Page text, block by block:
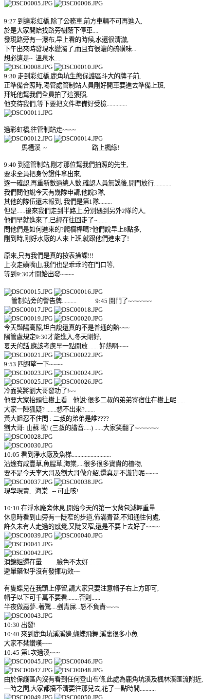
9:27 到達彩虹橋,除了公務車,前方車輛不可再進入,
於是大家開始找路旁樹蔭下停車....
發現路旁有一瀑布,早上看的時候,水還很清澈,
下午出來時發現水變濁了,而且有很濃的硫磺味...
想必這是~ 溫泉水.....
9:30 走到彩虹橋,鹿角坑生態保護區斗大的牌子前,
正準備合照時,陽管處管制站人員剛好開車要進去準備上班,
拜託他幫我們全員拍了這張照,
他交待我們,等下要把文件準備好受檢..............
過彩虹橋,往管制站走~~~~
馬槽溪 ~ 路上楓綠!
9:40 到達管制站,剛才那位幫我們拍照的先生,
要求全員把身份證件拿出來,
逐一確認,再重新數過總人數,確認人員無誤後,開門放行............
我們問他說今天有幾隊申請,他說3隊,
其他的隊伍還未報到, 我們是第1隊.........
但是......後來我們走到半路上,分別遇到另外2隊的人,
他們早就進來了,已經在往回走了~.......
問他們是如何進來的?爬欄桿嗎?他們說早上8點多,
剛到時,剛好水廠的人來上班,就跟他們進來了!
原來,只有我們是真的按表操課!!!
上次走磺嘴山,我們也是乖乖的在門口等,
等到9:30才開始出發~~~~
管制站旁的警告牌.......... 9:45 開門了~~~~~~~
今天豔陽高照,坦白說還真的不是普通的熱~~~
陽管處規定9:30才能進入,冬天剛好,
夏天的話,應該考慮早一點開放....... 好熱啊~~~
9:53 四週望一下~~~~
冷面笑將劉大哥發功了!~~
他要大家抬頭往樹上看... 他說:很多二叔的弟弟寄宿住在樹上呢......
大家一陣狐疑? .......想不出來?.......
黃大姐忍不住問 : 二叔的弟弟是誰????
劉大哥: 山蘇 啦! (三叔的諧音.....) ......大家笑翻了~~~~~~~
10:05 看到淨水廠及魚梯...........................
沿途有咸豐草,魚腥草,海棠,....很多很多寶貴的植物,
要不是今天李大哥及劉大哥做介紹,還真是不識貨呢~~~~
現學現賣, 海棠 -- 可止咳!
10:10 在淨水廠旁休息,開始今天的第一次背包減輕重量.......
休息時看到山旁有一陡窄的步道,佈滿青苔,不知通往何處,
許久未有人走過的感覺,又陡又窄,還是不要上去好了~~~~
浿錦姐還在暈..........臉色不太好.......
避暈藥似乎沒有發揮功效~~
有隻蝶兒在我頭上停留,請大家只要注意帽子右上方即可,
帽子以下可千萬不要看........否則......
半夜做惡夢..著驚....剉青屎...恕不負責~~~~
10:30 出發!
10:40 來到鹿角坑溪溪邊,蝴蝶飛舞,溪裏很多小魚....
大家不禁讚嘆~~~
10:45 第1次過溪~~~
由於保護區內沒有看到任何登山布條,此處為鹿角坑溪及楓林溪匯流附近,
一時之間,大家都搞不清要往那兒去,花了一點時間...........